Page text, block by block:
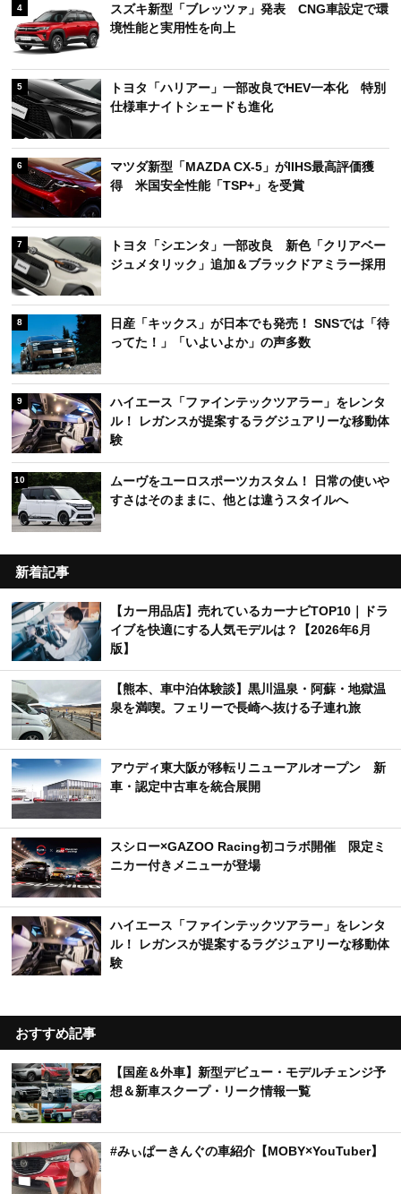
4
スズキ新型「ブレッツァ」発表 CNG車設定で環
境性能と実用性を向上
5
トヨタ「ハリアー」一部改良でHEV一本化 特別
仕様車ナイトシェードも進化
6
マツダ新型「MAZDA CX-5」がIIHS最高評価獲
得 米国安全性能「TSP+」を受賞
7
トヨタ「シエンタ」一部改良 新色「クリアベー
ジュメタリック」追加＆ブラックドアミラー採用
8
日産「キックス」が日本でも発売！ SNSでは「待
ってた！」「いよいよか」の声多数
9
ハイエース「ファインテックツアラー」をレンタ
ル！ レガンスが提案するラグジュアリーな移動体
験
10
ムーヴをユーロスポーツカスタム！ 日常の使いや
すさはそのままに、他とは違うスタイルへ
新着記事
【カー用品店】売れているカーナビTOP10｜ドラ
イブを快適にする人気モデルは？【2026年6月
版】
【熊本、車中泊体験談】黒川温泉・阿蘇・地獄温
泉を満喫。フェリーで長崎へ抜ける子連れ旅
アウディ東大阪が移転リニューアルオープン 新
車・認定中古車を統合展開
スシロー×GAZOO Racing初コラボ開催 限定ミ
ニカー付きメニューが登場
ハイエース「ファインテックツアラー」をレンタ
ル！ レガンスが提案するラグジュアリーな移動体
験
おすすめ記事
【国産＆外車】新型デビュー・モデルチェンジ予
想＆新車スクープ・リーク情報一覧
#みぃぱーきんぐの車紹介【MOBY×YouTuber】